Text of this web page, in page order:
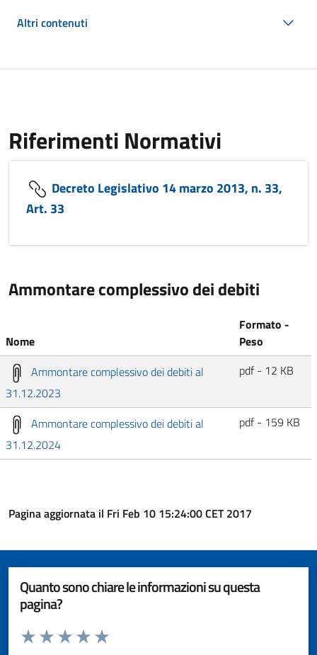
Altri contenuti
Riferimenti Normativi
Decreto Legislativo 14 marzo 2013, n. 33,
Art. 33
Ammontare complessivo dei debiti
Nome
Formato -
Peso
Ammontare complessivo dei debiti al
31.12.2023
pdf - 12 KB
Ammontare complessivo dei debiti al
31.12.2024
pdf - 159 KB
Pagina aggiornata il Fri Feb 10 15:24:00 CET 2017
Quanto sono chiare le informazioni su questa
pagina?
Valuta da 1 a 5 stelle la pagina